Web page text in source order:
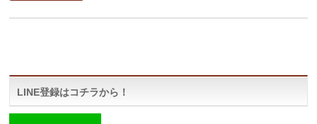
LINE登録はコチラから！